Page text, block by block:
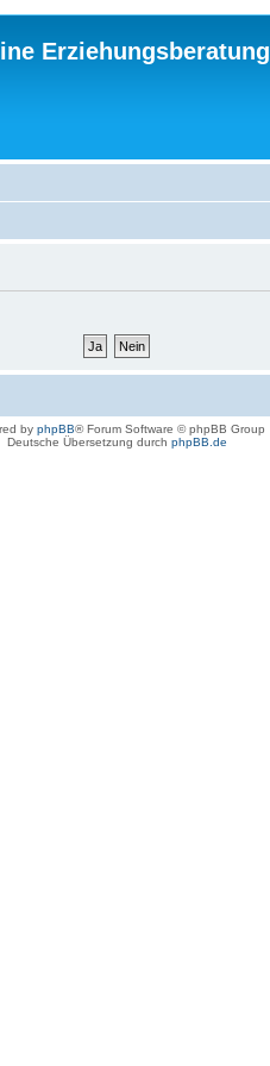
Erziehungsberatung
by phpBB® Forum Software © phpBB Group
Deutsche Übersetzung durch phpBB.de